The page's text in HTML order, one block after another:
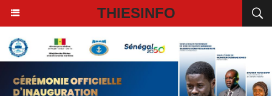
THIESINFO